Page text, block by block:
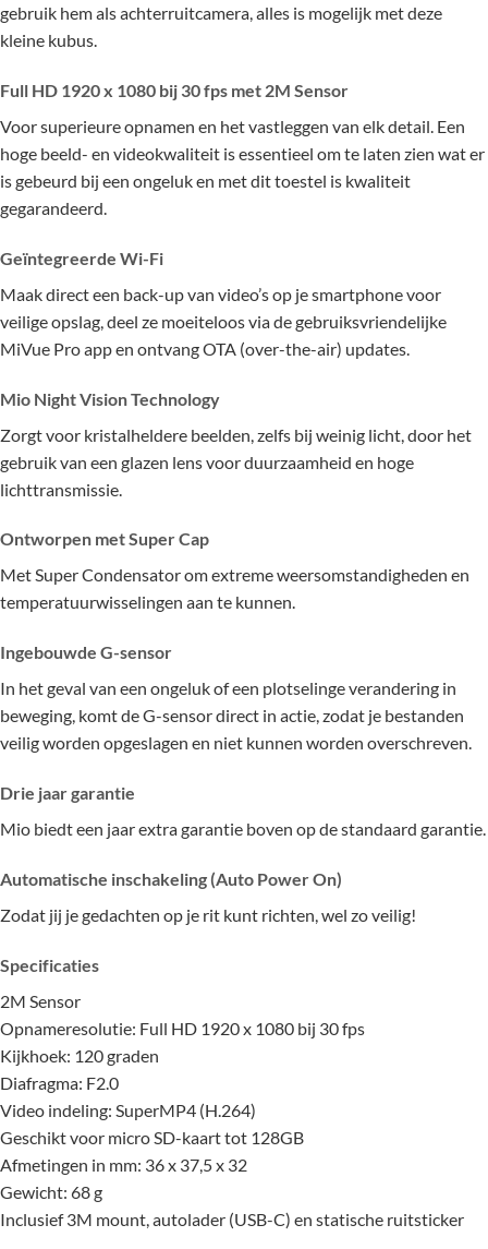
gebruik hem als achterruitcamera, alles is mogelijk met deze
kleine kubus.
Full HD 1920 x 1080 bij 30 fps met 2M Sensor
Voor superieure opnamen en het vastleggen van elk detail. Een
hoge beeld- en videokwaliteit is essentieel om te laten zien wat er
is gebeurd bij een ongeluk en met dit toestel is kwaliteit
gegarandeerd.
Geïntegreerde Wi-Fi
Maak direct een back-up van video’s op je smartphone voor
veilige opslag, deel ze moeiteloos via de gebruiksvriendelijke
MiVue Pro app en ontvang OTA (over-the-air) updates.
Mio Night Vision Technology
Zorgt voor kristalheldere beelden, zelfs bij weinig licht, door het
gebruik van een glazen lens voor duurzaamheid en hoge
lichttransmissie.
Ontworpen met Super Cap
Met Super Condensator om extreme weersomstandigheden en
temperatuurwisselingen aan te kunnen.
Ingebouwde G-sensor
In het geval van een ongeluk of een plotselinge verandering in
beweging, komt de G-sensor direct in actie, zodat je bestanden
veilig worden opgeslagen en niet kunnen worden overschreven.
Drie jaar garantie
Mio biedt een jaar extra garantie boven op de standaard garantie.
Automatische inschakeling (Auto Power On)
Zodat jij je gedachten op je rit kunt richten, wel zo veilig!
Specificaties
2M Sensor
Opnameresolutie: Full HD 1920 x 1080 bij 30 fps
Kijkhoek: 120 graden
Diafragma: F2.0
Video indeling: SuperMP4 (H.264)
Geschikt voor micro SD-kaart tot 128GB
Afmetingen in mm: 36 x 37,5 x 32
Gewicht: 68 g
Inclusief 3M mount, autolader (USB-C) en statische ruitsticker